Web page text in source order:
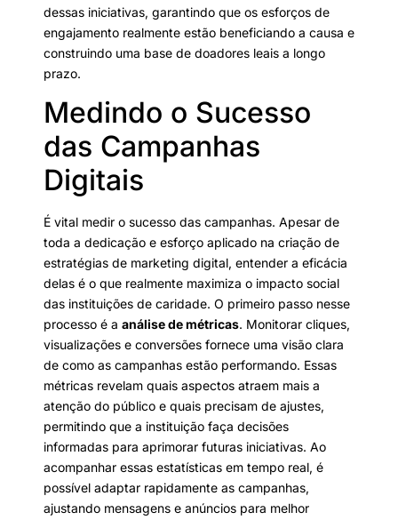
dessas iniciativas, garantindo que os esforços de
engajamento realmente estão beneficiando a causa e
construindo uma base de doadores leais a longo
prazo.
Medindo o Sucesso
das Campanhas
Digitais
É vital medir o sucesso das campanhas. Apesar de
toda a dedicação e esforço aplicado na criação de
estratégias de marketing digital, entender a eficácia
delas é o que realmente maximiza o impacto social
das instituições de caridade. O primeiro passo nesse
processo é a análise de métricas. Monitorar cliques,
visualizações e conversões fornece uma visão clara
de como as campanhas estão performando. Essas
métricas revelam quais aspectos atraem mais a
atenção do público e quais precisam de ajustes,
permitindo que a instituição faça decisões
informadas para aprimorar futuras iniciativas. Ao
acompanhar essas estatísticas em tempo real, é
possível adaptar rapidamente as campanhas,
ajustando mensagens e anúncios para melhor